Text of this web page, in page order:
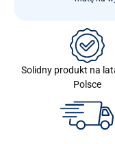
Solidny produkt na
Polsce